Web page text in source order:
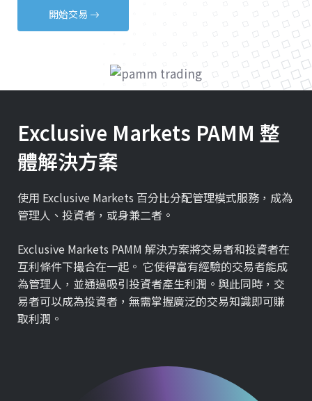
開始交易
Exclusive Markets PAMM 整
體解決方案
使用 Exclusive Markets 百分比分配管理模式服務，成為
管理人、投資者，或身兼二者。
Exclusive Markets PAMM 解決方案將交易者和投資者在
互利條件下撮合在一起。 它使得富有經驗的交易者能成
為管理人，並通過吸引投資者產生利潤。與此同時，交
易者可以成為投資者，無需掌握廣泛的交易知識即可賺
取利潤。